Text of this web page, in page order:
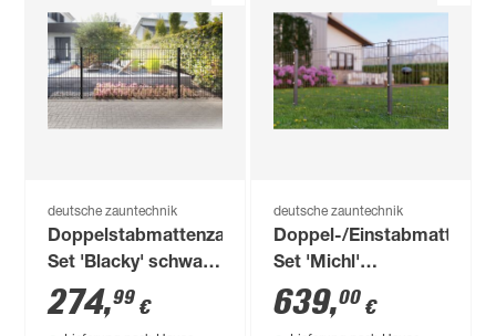
deutsche zauntechnik
Doppelstabmattenzaun-
Set 'Blacky' schwarz
800 x 100 cm
274,99 €
deutsche zauntechnik
Doppel-/Einstabmatten-
Set 'Michl'
anthrazitgrau 2600 x
80 cm
639,00 €